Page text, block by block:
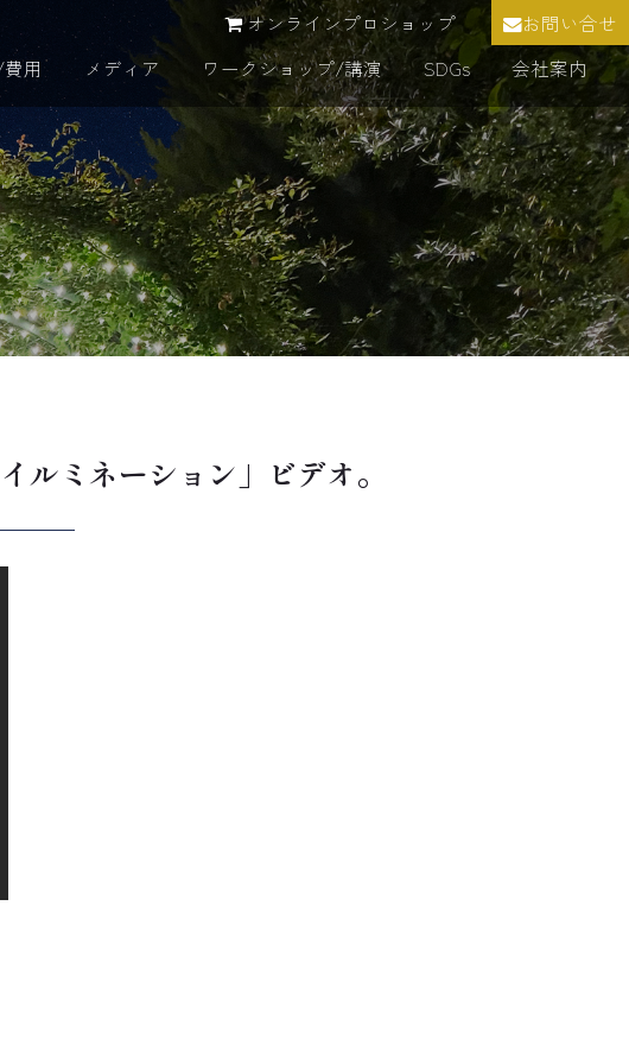
オンラインプロショップ
お問い合せ
用 メディア ワークショップ/講演 SDGs 会社案内
ルミネーション」ビデオ。